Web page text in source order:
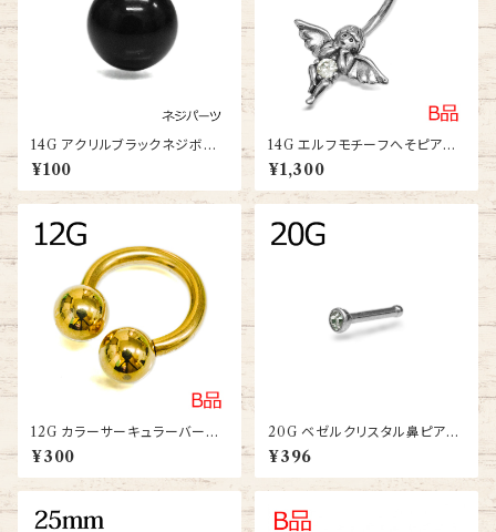
14G アクリルブラックネジボー
ル(XSAB4-14G)
¥100
14G エルフモチーフへそピアス
(ANG-04-14G-SS)
¥1,300
12G カラーサーキュラーバーベ
ル(CBRT-12G-GP)
¥300
20G ベゼルクリスタル鼻ピアス
(SNS012-20G-SS-BA)
¥396